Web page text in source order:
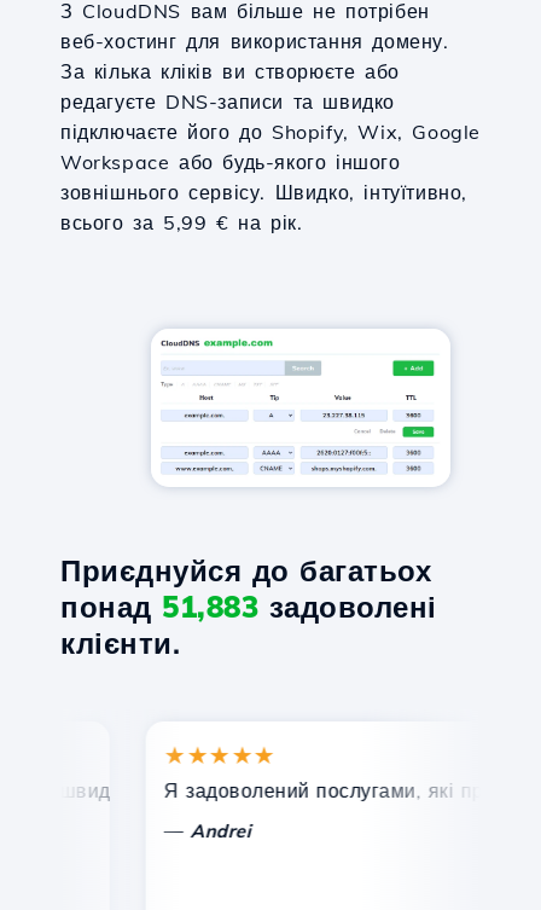
З CloudDNS вам більше не потрібен
веб-хостинг для використання домену.
За кілька кліків ви створюєте або
редагуєте DNS-записи та швидко
підключаєте його до Shopify, Wix, Google
Workspace або будь-якого іншого
зовнішнього сервісу. Швидко, інтуїтивно,
всього за 5,99 € на рік.
Приєднуйся до багатьох
понад 51,883 задоволені
клієнти.
та ефективна технічна підтримка.
★★★★★
Я задоволений послугами, які пропонує
Andrei